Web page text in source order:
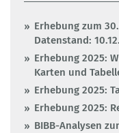
Erhebung zum
Datenstand:
Erhebung 2025:
Karten und
Erhebung 2025:
Erhebung 2025:
BIBB-Analysen